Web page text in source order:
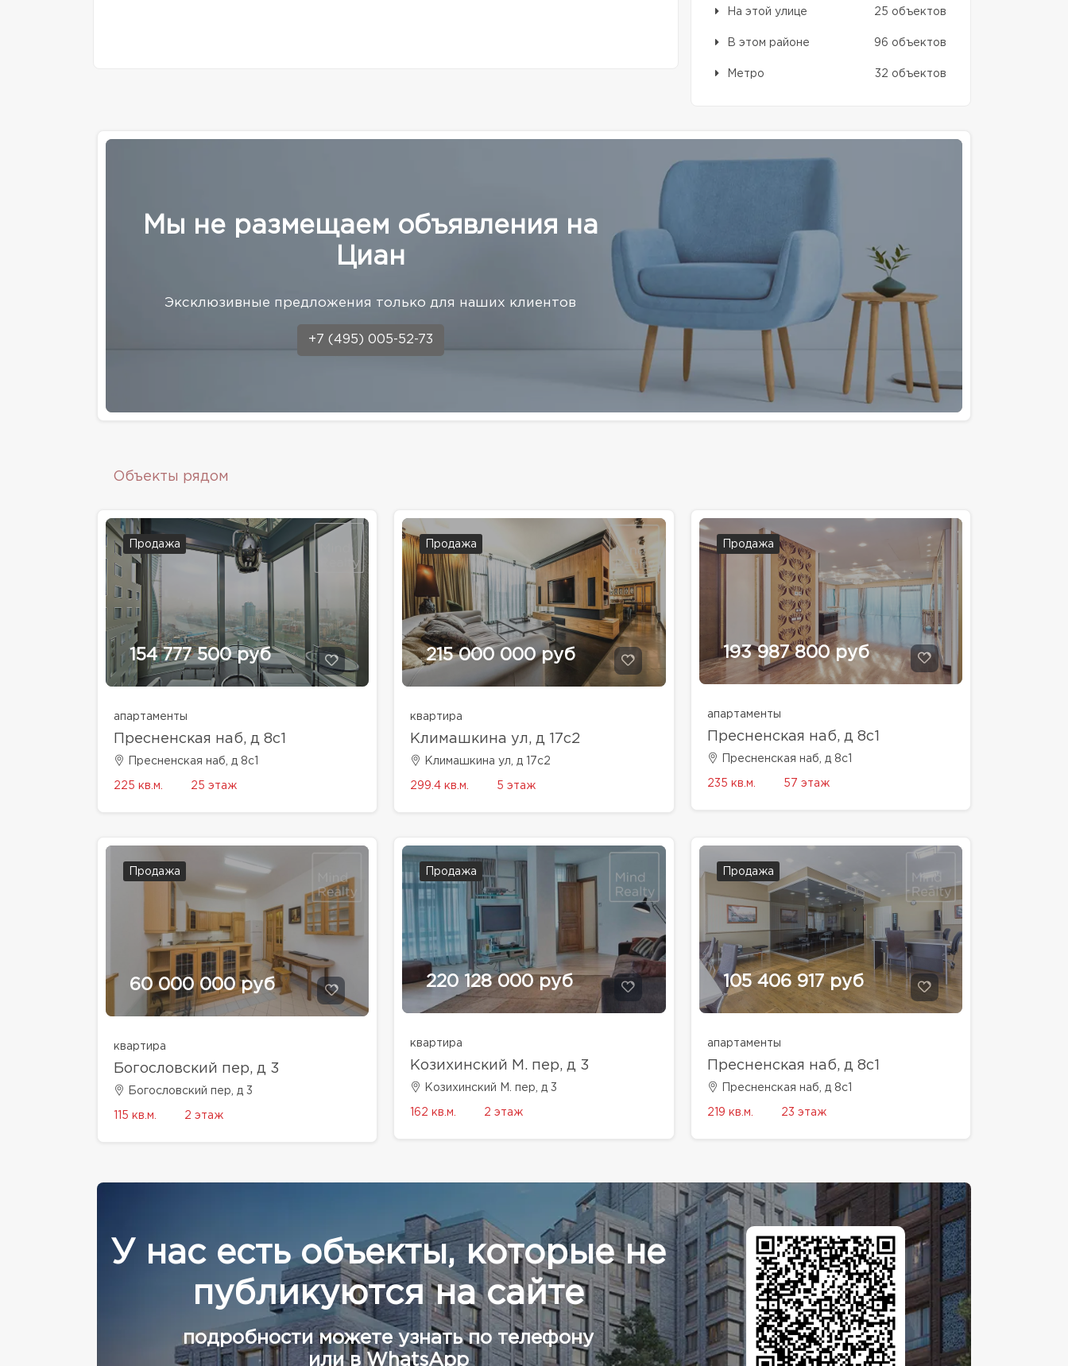
На этой улице 25 объектов
В этом районе 96 объектов
Метро 32 объектов
Мы не размещаем объявления на
Циан
Эксклюзивные предложения только для наших клиентов
+7 (495) 005-52-73
Объекты рядом
Продажа
154 777 500 руб
апартаменты
Пресненская наб, д 8с1
Пресненская наб, д 8с1
225 кв.м. 25 этаж
Продажа
215 000 000 руб
квартира
Климашкина ул, д 17с2
Климашкина ул, д 17с2
299.4 кв.м. 5 этаж
Продажа
193 987 800 руб
апартаменты
Пресненская наб, д 8с1
Пресненская наб, д 8с1
235 кв.м. 57 этаж
Продажа
60 000 000 руб
квартира
Богословский пер, д 3
Богословский пер, д 3
115 кв.м. 2 этаж
Продажа
220 128 000 руб
квартира
Козихинский М. пер, д 3
Козихинский М. пер, д 3
162 кв.м. 2 этаж
Продажа
105 406 917 руб
апартаменты
Пресненская наб, д 8с1
Пресненская наб, д 8с1
219 кв.м. 23 этаж
У нас есть объекты, которые не
публикуются на сайте
подробности можете узнать по телефону
или в WhatsApp